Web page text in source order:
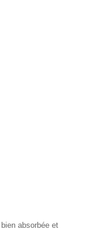
absorbée et